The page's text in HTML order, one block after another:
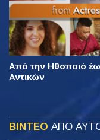
Από την Ηθοποιό
Αντικών
ΒΙΝΤΕΟ ΑΠΟ